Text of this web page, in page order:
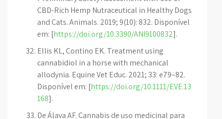
CBD-Rich Hemp Nutraceutical in Healthy Dogs
and Cats. Animals. 2019; 9(10): 832. Disponível
em: [https://doi.org/10.3390/ANI9100832].
Ellis KL, Contino EK. Treatment using
cannabidiol in a horse with mechanical
allodynia. Equine Vet Educ. 2021; 33: e79–82.
Disponível em: [https://doi.org/10.1111/EVE.13
168].
De Álava AF. Cannabis de uso medicinal para